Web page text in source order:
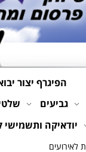
הפיגרף יצור
גביעים
יודאיקה
לאירועים